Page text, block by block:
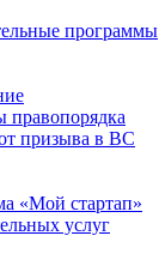
программы
правопорядка
призыва в ВС
«Мой стартап»
услуг